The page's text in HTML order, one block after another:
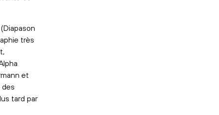
très
et
des
tard par